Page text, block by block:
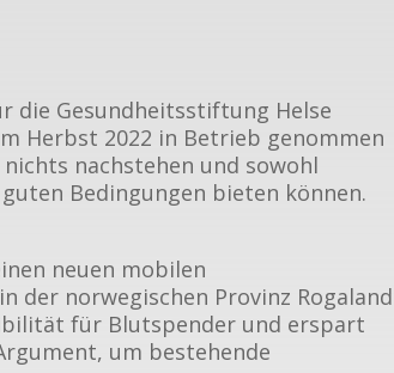
die Gesundheitsstiftung Helse
Herbst 2022 in Betrieb genommen
nachstehen und sowohl
Bedingungen bieten können.
neuen mobilen
der norwegischen Provinz Rogaland
für Blutspender und erspart
um bestehende